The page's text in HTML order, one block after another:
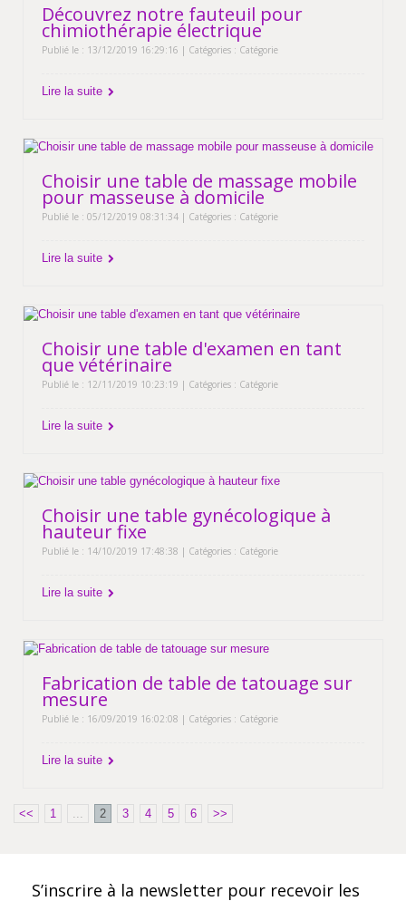
Découvrez notre fauteuil pour
chimiothérapie électrique
Publié le : 13/12/2019 16:29:16 | Catégories : Catégorie
Lire la suite
Choisir une table de massage mobile
pour masseuse à domicile
Publié le : 05/12/2019 08:31:34 | Catégories : Catégorie
Lire la suite
Choisir une table d'examen en tant
que vétérinaire
Publié le : 12/11/2019 10:23:19 | Catégories : Catégorie
Lire la suite
Choisir une table gynécologique à
hauteur fixe
Publié le : 14/10/2019 17:48:38 | Catégories : Catégorie
Lire la suite
Fabrication de table de tatouage sur
mesure
Publié le : 16/09/2019 16:02:08 | Catégories : Catégorie
Lire la suite
<< 1 2 3 4 5 6 >>
S’inscrire à la newsletter pour recevoir les